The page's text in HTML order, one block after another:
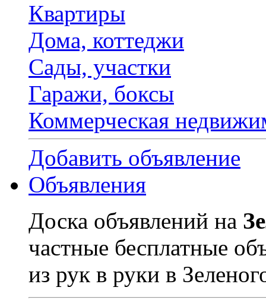
Квартиры
Дома, коттеджи
Сады, участки
Гаражи, боксы
Коммерческая
Добавить объявление
Объявления
Доска объявлений на
частные бесплатные
из рук в руки в